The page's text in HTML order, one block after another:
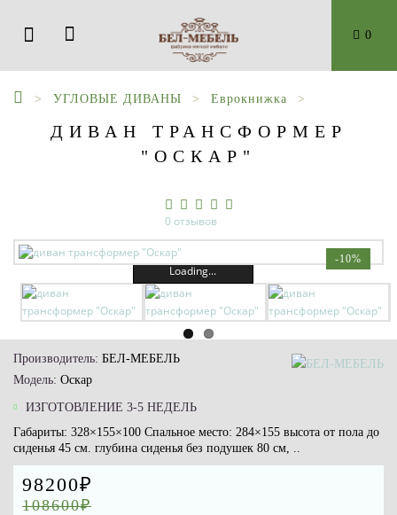
0
УГЛОВЫЕ ДИВАНЫ Еврокнижка
ДИВАН ТРАНСФОРМЕР
"ОСКАР"
0 отзывов
-10%
Loading...
Производитель: БЕЛ-МЕБЕЛЬ
Модель: Оскар
ИЗГОТОВЛЕНИЕ 3-5 НЕДЕЛЬ
Габариты: 328×155×100 Спальное место: 284×155 высота от пола до
сиденья 45 см. глубина сиденья без подушек 80 см, ..
98200₽
108600₽